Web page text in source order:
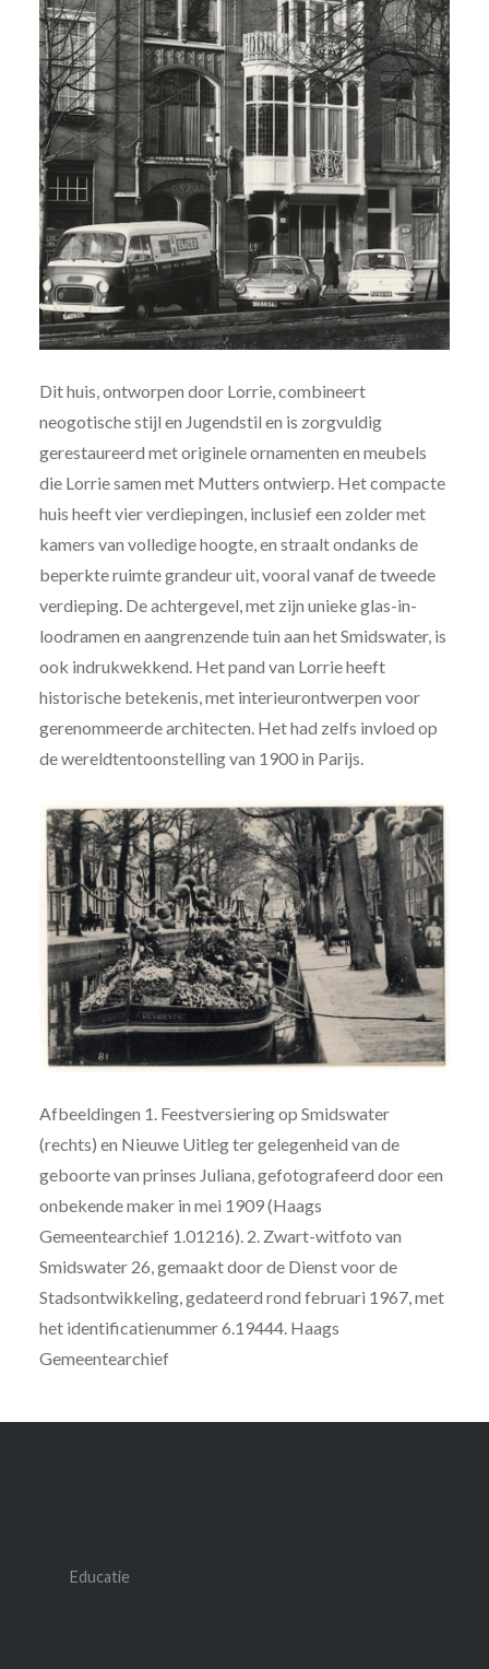
Dit huis, ontworpen door Lorrie, combineert
neogotische stijl en Jugendstil en is zorgvuldig
gerestaureerd met originele ornamenten en meubels
die Lorrie samen met Mutters ontwierp. Het compacte
huis heeft vier verdiepingen, inclusief een zolder met
kamers van volledige hoogte, en straalt ondanks de
beperkte ruimte grandeur uit, vooral vanaf de tweede
verdieping. De achtergevel, met zijn unieke glas-in-
loodramen en aangrenzende tuin aan het Smidswater, is
ook indrukwekkend. Het pand van Lorrie heeft
historische betekenis, met interieurontwerpen voor
gerenommeerde architecten. Het had zelfs invloed op
de wereldtentoonstelling van 1900 in Parijs.
Afbeeldingen 1. Feestversiering op Smidswater
(rechts) en Nieuwe Uitleg ter gelegenheid van de
geboorte van prinses Juliana, gefotografeerd door een
onbekende maker in mei 1909 (Haags
Gemeentearchief 1.01216). 2. Zwart-witfoto van
Smidswater 26, gemaakt door de Dienst voor de
Stadsontwikkeling, gedateerd rond februari 1967, met
het identificatienummer 6.19444. Haags
Gemeentearchief
Educatie